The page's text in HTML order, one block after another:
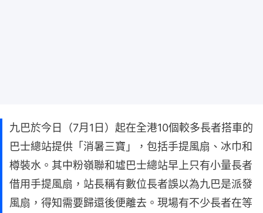
九巴於今日（7月1日）起在全港10個較多長者搭車的
巴士總站提供「消暑三寶」，包括手提風扇、冰巾和
樽裝水。其中粉嶺聯和墟巴士總站早上只有小量長者
借用手提風扇，站長稱有數位長者誤以為九巴是派發
風扇，得知需要歸還後便離去。現場有不少長者在等